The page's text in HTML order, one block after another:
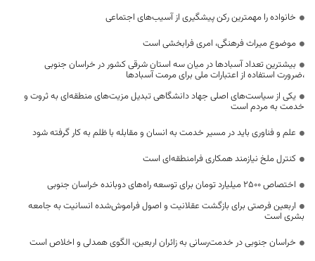
خانواده را مهمترین رکن پیشگیری از آسیب‌های اجتماعی
موضوع میراث فرهنگی، امری فرابخشی است
بیشترین تعداد آسبادها در میان سه استان شرقی کشور در خراسان جنوبی
،ضرورت استفاده از اعتبارات ملی برای مرمت آسبادها
یکی از سیاست‌های اصلی جهاد دانشگاهی تبدیل مزیت‌های منطقه‌ای به ثروت و
خدمت به مردم است
علم و فناوری باید در مسیر خدمت به انسان و مقابله با ظلم به کار گرفته شود
کنترل ملخ نیازمند همکاری فرامنطقه‌ای است
اختصاص 2500 میلیارد تومان برای توسعه راه‌های دوبانده خراسان جنوبی
اربعین فرصتی برای بازگشت عقلانیت و اصول فراموش‌شده انسانیت به جامعه
بشری است
خراسان جنوبی در خدمت‌رسانی به زائران اربعین، الگوی همدلی و اخلاص است